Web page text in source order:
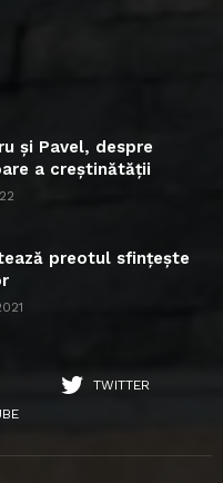
și Pavel, despre
a creștinătății
preotul sfințește
TWITTER